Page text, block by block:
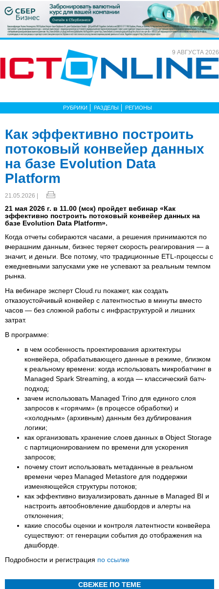
9 АВГУСТА 2026
РУБРИКИ РАЗДЕЛЫ РЕГИОНЫ
Как эффективно построить
потоковый конвейер данных
на базе Evolution Data
Platform
21.05.2026 |
21 мая 2026 г. в 11.00 (мск) пройдет вебинар «Как
эффективно построить потоковый конвейер данных на
базе Evolution Data Platform».
Когда отчеты собираются часами, а решения принимаются по
вчерашним данным, бизнес теряет скорость реагирования — а
значит, и деньги. Все потому, что традиционные ETL-процессы с
ежедневными запусками уже не успевают за реальным темпом
рынка.
На вебинаре эксперт Cloud.ru покажет, как создать
отказоустойчивый конвейер с латентностью в минуты вместо
часов — без сложной работы с инфраструктурой и лишних
затрат.
В программе:
в чем особенность проектирования архитектуры
конвейера, обрабатывающего данные в режиме, близком
к реальному времени: когда использовать микробатчинг в
Managed Spark Streaming, а когда — классический батч-
подход;
зачем использовать Managed Trino для единого слоя
запросов к «горячим» (в процессе обработки) и
«холодным» (архивным) данным без дублирования
логики;
как организовать хранение слоев данных в Object Storage
с партиционированием по времени для ускорения
запросов;
почему стоит использовать метаданные в реальном
времени через Managed Metastore для поддержки
изменяющейся структуры потоков;
как эффективно визуализировать данные в Managed BI и
настроить автообновление дашбордов и алерты на
отклонения;
какие способы оценки и контроля латентности конвейера
существуют: от генерации события до отображения на
дашборде.
Подробности и регистрация по ссылке
СВЕЖЕЕ ПО ТЕМЕ